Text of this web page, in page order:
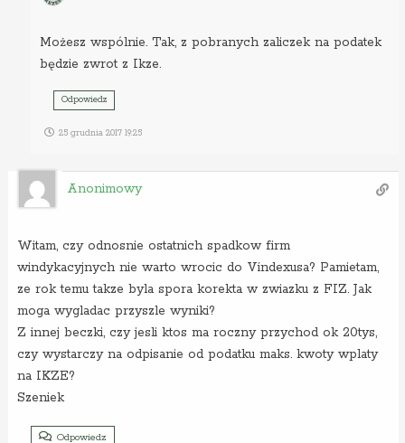
Możesz wspólnie. Tak, z pobranych zaliczek na podatek
będzie zwrot z Ikze.
Odpowiedz
25 grudnia 2017 19:25
Anonimowy
Witam, czy odnosnie ostatnich spadkow firm
windykacyjnych nie warto wrocic do Vindexusa? Pamietam,
ze rok temu takze byla spora korekta w zwiazku z FIZ. Jak
moga wygladac przyszle wyniki?
Z innej beczki, czy jesli ktos ma roczny przychod ok 20tys,
czy wystarczy na odpisanie od podatku maks. kwoty wplaty
na IKZE?
Szeniek
Odpowiedz